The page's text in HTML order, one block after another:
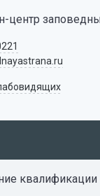
центр
квалификации